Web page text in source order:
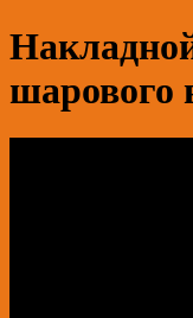
шарового